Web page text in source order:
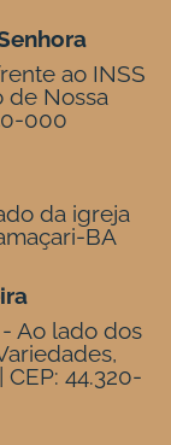
ao INSS
de Nossa
000
da igreja
BA
Ao lado dos
44.320-